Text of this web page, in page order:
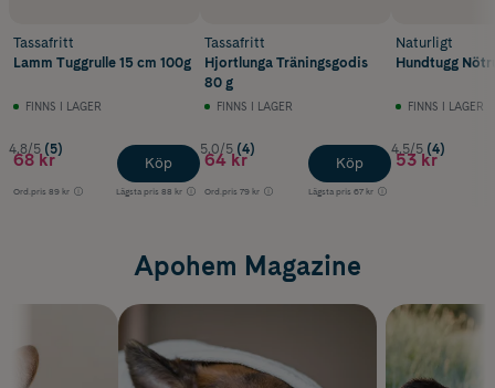
Tassafritt
Lamm Tuggrulle 15 cm 100g
FINNS I LAGER
4.8/5 (5)
68 kr
Ord.pris 89 kr Lägsta pris 88 kr
Köp
Tassafritt
Hjortlunga Träningsgodis
80 g
FINNS I LAGER
5.0/5 (4)
64 kr
Ord.pris 79 kr Lägsta pris 67 kr
Köp
Naturligt
Hundtugg
FINNS I LAGER
4.5/5 (4)
53 kr
Apohem Magazine